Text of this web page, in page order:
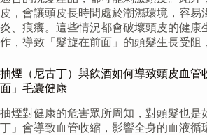
皮，會讓頭皮長時間處於潮濕環境，容易
炎、痕癢。這些情況都會破壞頭皮的健康
作，導致「髮旋在前面」的頭髮生長受阻
抽煙（尼古丁）與飲酒如何導致頭皮血管
面」毛囊健康
抽煙對健康的危害眾所周知，對頭髮也是
丁」會導致血管收縮，影響全身的血液循